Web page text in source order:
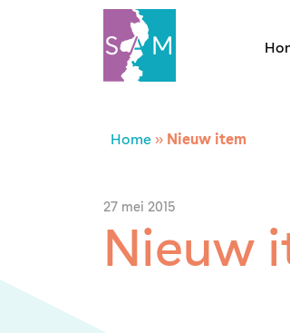
Home
Contact
SAM Limburg
Actueel
Home » Nieuw item
27 mei 2015
Nieuw